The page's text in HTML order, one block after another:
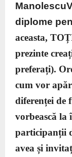
diplome
aceasta,
prezinte
preferați).
cum vor
diferenței de
vorbească la
participanții
avea și